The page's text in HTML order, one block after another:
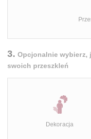
3.Opcjonalnie wybierz,
swoich przeszkleń
Dekoracja